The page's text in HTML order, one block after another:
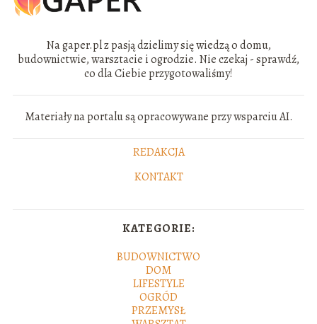
Na gaper.pl z pasją dzielimy się wiedzą o domu,
budownictwie, warsztacie i ogrodzie. Nie czekaj - sprawdź,
co dla Ciebie przygotowaliśmy!
Materiały na portalu są opracowywane przy wsparciu AI.
REDAKCJA
KONTAKT
KATEGORIE:
BUDOWNICTWO
DOM
LIFESTYLE
OGRÓD
PRZEMYSŁ